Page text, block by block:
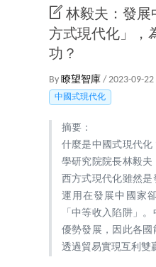
林毅夫：發展
方式現代化」，
功？
By 瞭望智庫 / 2023-09-
中國式現代化
摘要：
什麼是中國式現代
學研究院院長林毅
西方式現代化雖然是
運用在發展中國家
「中等收入陷阱」
優勢發展，因此各國
透過貿易實現互利雙